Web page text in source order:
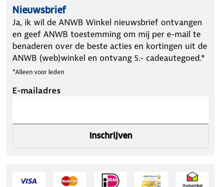
Nieuwsbrief
Ja, ik wil de ANWB Winkel nieuwsbrief ontvangen
en geef ANWB toestemming om mij per e-mail te
benaderen over de beste acties en kortingen uit de
ANWB (web)winkel en ontvang 5.- cadeautegoed.*
*Alleen voor leden
E-mailadres
Inschrijven